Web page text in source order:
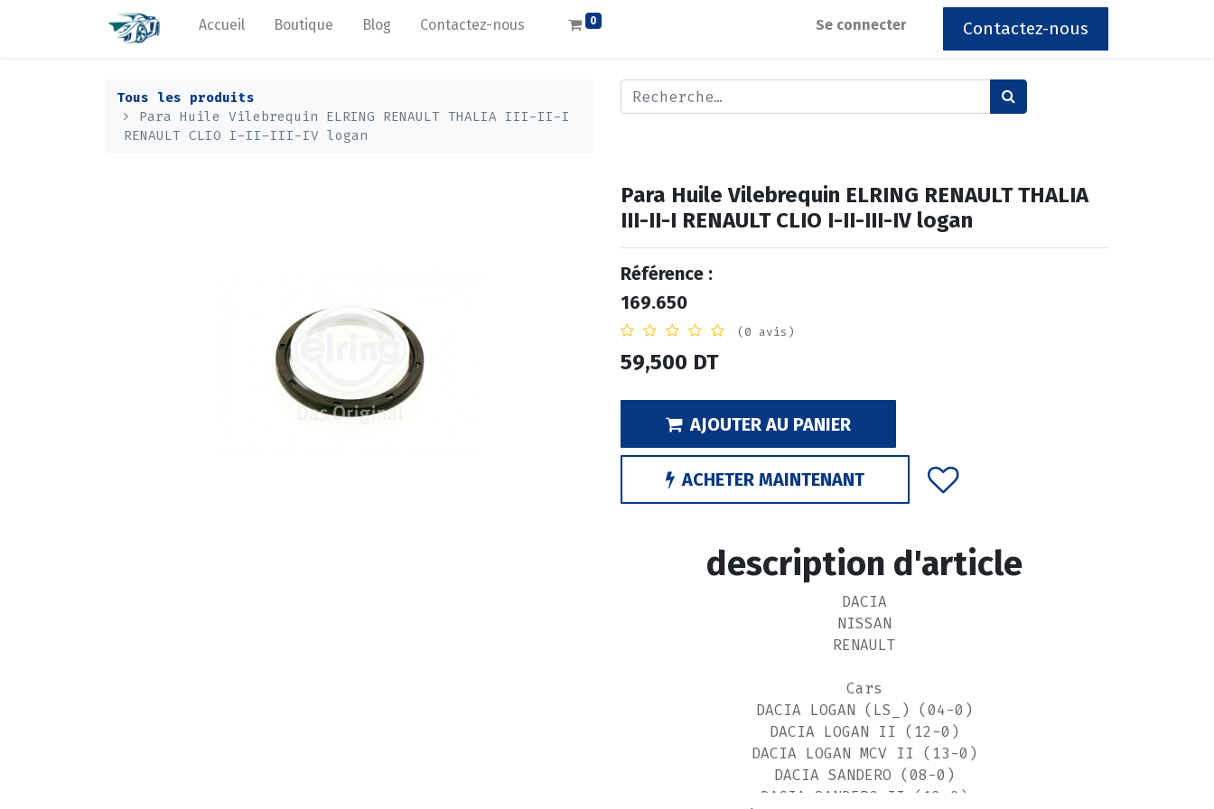
Accueil Boutique Blog Contactez-nous 0 Se connecter Contactez-nous
Tous les produits
Para Huile Vilebrequin ELRING RENAULT THALIA III-II-I
RENAULT CLIO I-II-III-IV logan
Para Huile Vilebrequin ELRING RENAULT THALIA
III-II-I RENAULT CLIO I-II-III-IV logan
Référence :
169.650
(0 avis)
59,500 DT
AJOUTER AU PANIER
ACHETER MAINTENANT
description d'article
DACIA
NISSAN
RENAULT
Cars
DACIA LOGAN (LS_) (04-0)
DACIA LOGAN II (12-0)
DACIA LOGAN MCV II (13-0)
DACIA SANDERO (08-0)
DACIA SANDERO II (12-0)